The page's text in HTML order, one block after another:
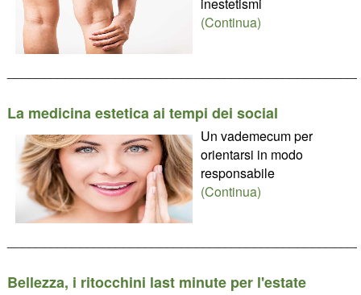
(Continua)
La medicina estetica ai tempi dei social
Un vademecum per
orientarsi in modo
responsabile
(Continua)
Bellezza, i ritocchini last minute per l'estate